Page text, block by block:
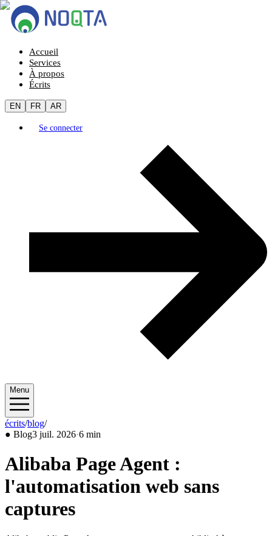
Accueil
Services
À propos
Écrits
EN FR AR
Se connecter
Menu
écrits/blog/2026/07
● Blog3 juil. 2026·6 min
Alibaba Page Agent :
l'automatisation web sans
captures